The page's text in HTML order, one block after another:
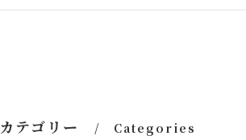
カテゴリー Categories